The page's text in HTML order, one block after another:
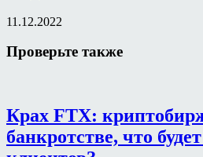
11.12.2022
Проверьте также
Крах FTX:
банкротстве, что